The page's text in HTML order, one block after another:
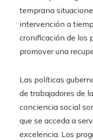
temprana
intervención a
cronificación de los
promover una
Las políticas
de trabajadores de
conciencia social
que se acceda a
excelencia. Los